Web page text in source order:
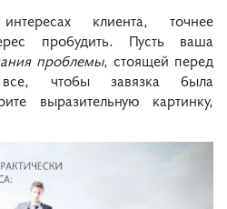
клиента, точнее
пробудить. Пусть ваша
проблемы, стоящей перед
чтобы завязка была
выразительную картинку,